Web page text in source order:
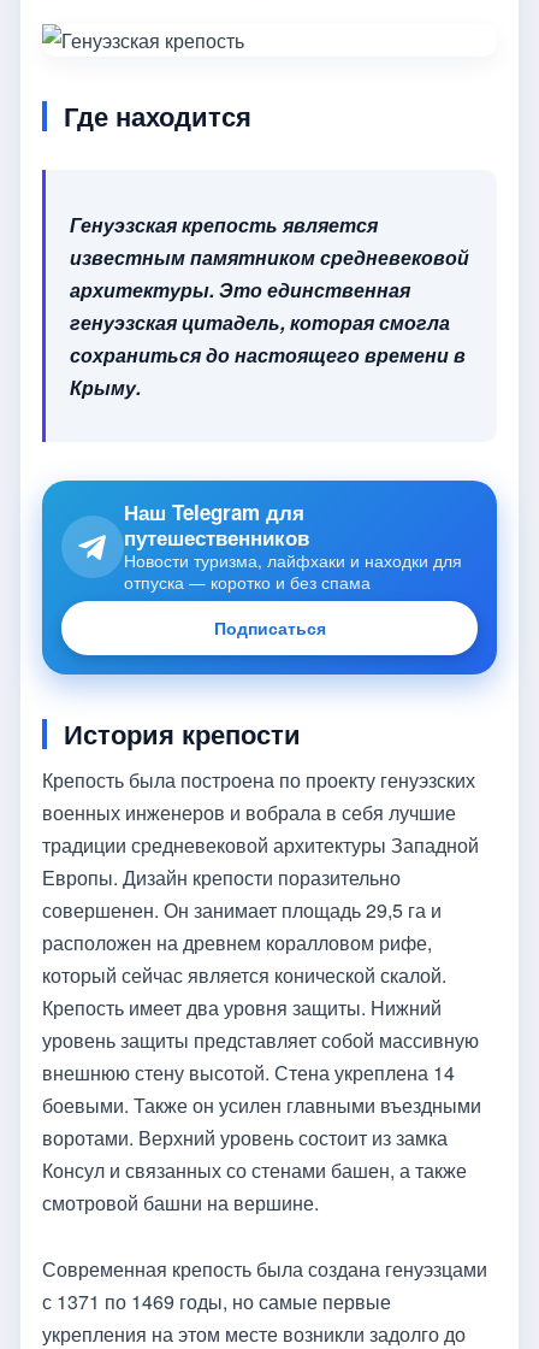
Где находится
Генуэзская крепость является
известным памятником средневековой
архитектуры. Это единственная
генуэзская цитадель, которая смогла
сохраниться до настоящего времени в
Крыму.
Наш Telegram для
путешественников
Новости туризма, лайфхаки и находки для
отпуска — коротко и без спама
Подписаться
История крепости
Крепость была построена по проекту генуэзских
военных инженеров и вобрала в себя лучшие
традиции средневековой архитектуры Западной
Европы. Дизайн крепости поразительно
совершенен. Он занимает площадь 29,5 га и
расположен на древнем коралловом рифе,
который сейчас является конической скалой.
Крепость имеет два уровня защиты. Нижний
уровень защиты представляет собой массивную
внешнюю стену высотой. Стена укреплена 14
боевыми. Также он усилен главными въездными
воротами. Верхний уровень состоит из замка
Консул и связанных со стенами башен, а также
смотровой башни на вершине.
Современная крепость была создана генуэзцами
с 1371 по 1469 годы, но самые первые
укрепления на этом месте возникли задолго до